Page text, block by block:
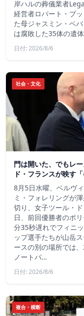
岸ハルの葬儀業者
経営者ロバート・ブ
た母ジャスミン・ベ
は腐敗した35体の遺
日付: 2026/8/6
社会・文化
門は開いた、でもレ
ド・フランスが映す
8月5日水曜、ベルヴ
ミ・フォレリングが
切り、女子ツール・
日、前回優勝者のポ
分35秒遅れでフィニ
ップ選手たちが山岳
ースの別の場所では
ノートパ…
日付: 2026/8/6
複合・横断